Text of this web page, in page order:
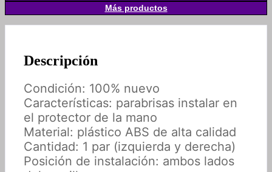
Más productos
Descripción
Condición: 100% nuevo
Características: parabrisas instalar en
el protector de la mano
Material: plástico ABS de alta calidad
Cantidad: 1 par (izquierda y derecha)
Posición de instalación: ambos lados